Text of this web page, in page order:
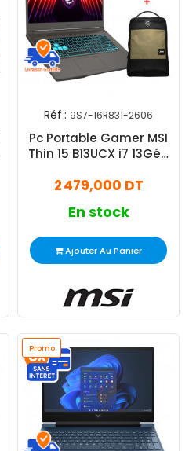
Réf : 9S7-16R831-2606
Pc Portable Gamer MSI
Thin 15 B13UCX i7 13Gén
2 479,000 DT
En stock
Ajouter Au Panier
Promo